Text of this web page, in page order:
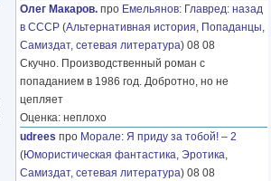
Олег Макаров. про Емельянов: Главред: назад
в СССР (Альтернативная история, Попаданцы,
Самиздат, сетевая литература) 08 08
Скучно. Производственный роман с
попаданием в 1986 год. Добротно, но не
цепляет
Оценка: неплохо
udrees про Морале: Я приду за тобой! – 2
(Юмористическая фантастика, Эротика,
Самиздат, сетевая литература) 08 08